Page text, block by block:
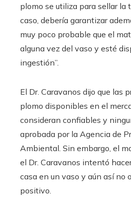
plomo se utiliza para sellar la
caso, debería garantizar
muy poco probable que el
alguna vez del vaso y esté
ingestión”.
El Dr. Caravanos dijo que las
plomo disponibles en el
consideran confiables y
aprobada por la Agencia de
Ambiental. Sin embargo, el
el Dr. Caravanos intentó
casa en un vaso y aún así no
positivo.